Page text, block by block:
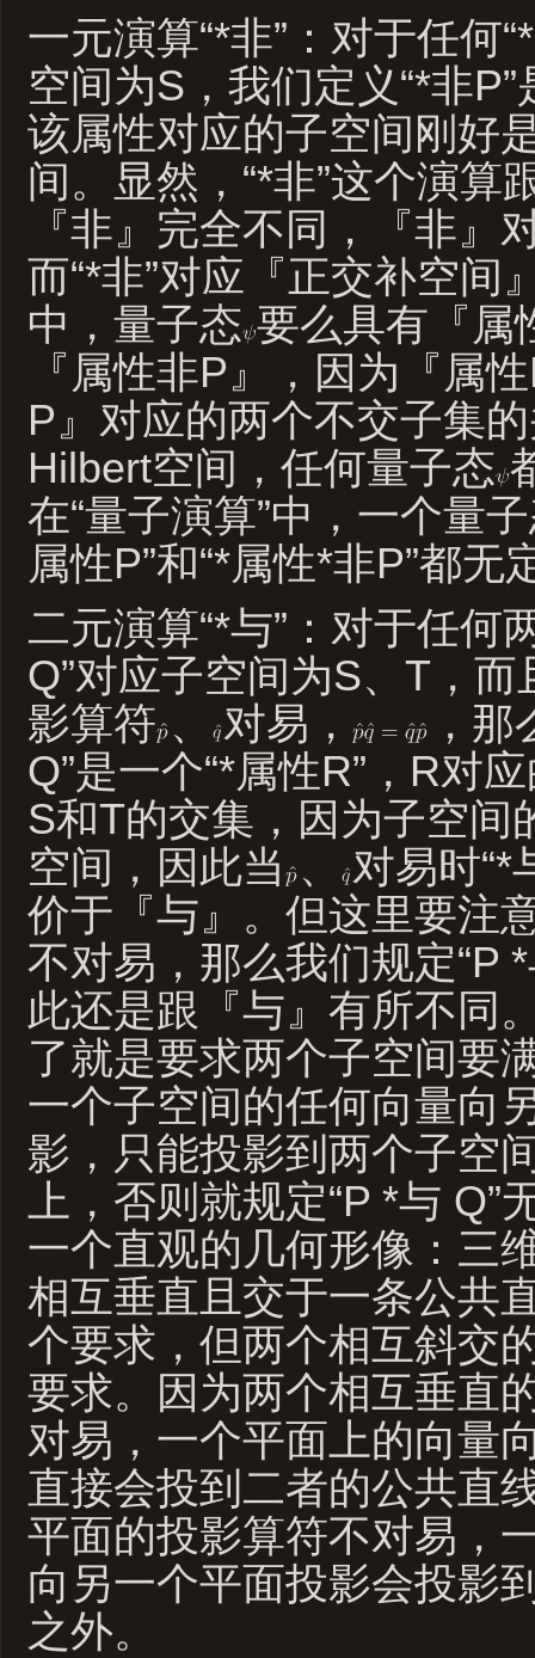
一元演算“*非”：对于任何
空间为S，我们定义“*非P”
该属性对应的子空间刚好
间。显然，“*非”这个演算
『非』完全不同，『非』
而“*非”对应『正交补空间
中，量子态 要么具有『属
『属性非P』，因为『属
P』对应的两个不交子集
Hilbert空间，任何量子态
在“量子演算”中，一个量
属性P”和“*属性*非P”都无
二元演算“*与”：对于任何
Q”对应子空间为S、T，
影算符 、 对易，
，
Q”是一个“*属性R”，R对
S和T的交集，因为子空间
空间，因此当 、
对易时“*
价于『与』。但这里要注
不对易，那么我们规定“P
此还是跟『与』有所不同
了就是要求两个子空间要
一个子空间的任何向量向
影，只能投影到两个子空
上，否则就规定“P *与 Q”
一个直观的几何形像：三
相互垂直且交于一条公共
个要求，但两个相互斜交
要求。因为两个相互垂直
对易，一个平面上的向量
直接会投到二者的公共直
平面的投影算符不对易，
向另一个平面投影会投影
之外。